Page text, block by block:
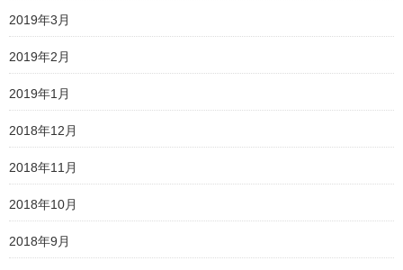
2019年3月
2019年2月
2019年1月
2018年12月
2018年11月
2018年10月
2018年9月